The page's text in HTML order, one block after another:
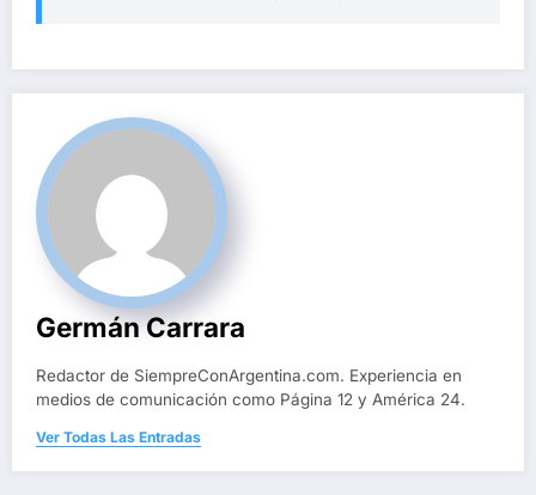
Germán Carrara
Redactor de SiempreConArgentina.com. Experiencia en
medios de comunicación como Página 12 y América 24.
Ver Todas Las Entradas